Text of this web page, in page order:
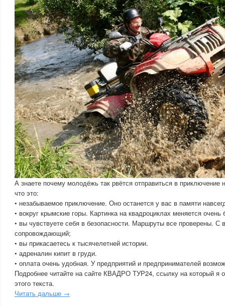
А знаете почему молодёжь так рвётся отправиться в приключение
что это:
• незабываемое приключение. Оно останется у вас в памяти
• вокруг крымские горы. Картинка на квадроциклах меняется очень
• вы чувствуете себя в безопасности. Маршруты все проверены. С
сопровождающий;
• вы прикасаетесь к тысячелетней истории.
• адреналин кипит в груди.
• оплата очень удобная. У предприятий и предпринимателей
Подробнее читайте на сайте КВАДРО ТУР24, ссылку на который я
этого текста.
Читать дальше →